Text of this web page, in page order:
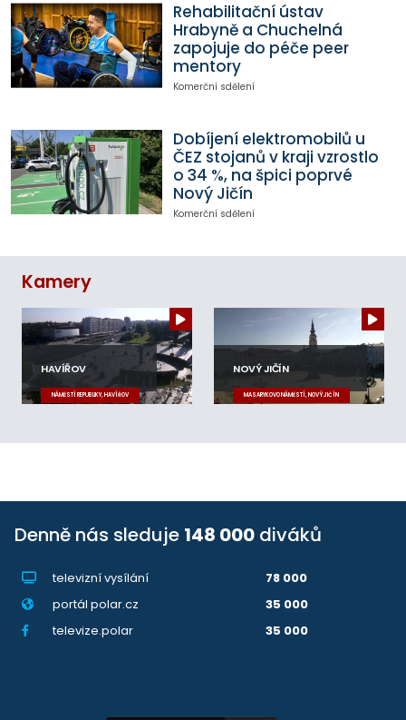
Rehabilitační ústav
Hrabyně a Chuchelná
zapojuje do péče peer
mentory
Komerční sdělení
Dobíjení elektromobilů u
ČEZ stojanů v kraji vzrostlo
o 34 %, na špici poprvé
Nový Jičín
Komerční sdělení
Kamery
HAVÍŘOV
NÁMĚSTÍ REPUBLIKY, HAVÍŘOV
NOVÝ JIČÍN
MASARYKOVO NÁMĚSTÍ, NOVÝ JIČÍN
Denně nás sleduje 148 000 diváků
televizní vysílání
78 000
portál polar.cz
35 000
televize.polar
35 000